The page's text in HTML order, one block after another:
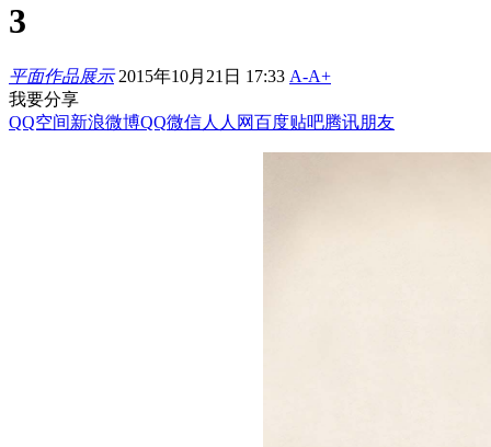
3
平面作品展示 2015年10月21日 17:33 A-A+
我要分享
QQ空间新浪微博QQ微信人人网百度贴吧腾讯朋友